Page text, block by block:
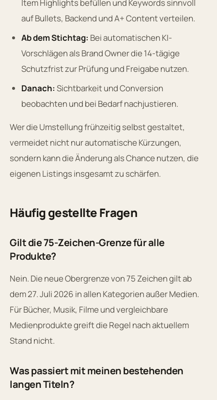
Item Highlights befüllen und Keywords sinnvoll
auf Bullets, Backend und A+ Content verteilen.
Ab dem Stichtag: Bei automatischen KI-
Vorschlägen als Brand Owner die 14-tägige
Schutzfrist zur Prüfung und Freigabe nutzen.
Danach: Sichtbarkeit und Conversion
beobachten und bei Bedarf nachjustieren.
Wer die Umstellung frühzeitig selbst gestaltet,
vermeidet nicht nur automatische Kürzungen,
sondern kann die Änderung als Chance nutzen, die
eigenen Listings insgesamt zu schärfen.
Häufig gestellte Fragen
Gilt die 75-Zeichen-Grenze für alle
Produkte?
Nein. Die neue Obergrenze von 75 Zeichen gilt ab
dem 27. Juli 2026 in allen Kategorien außer Medien.
Für Bücher, Musik, Filme und vergleichbare
Medienprodukte greift die Regel nach aktuellem
Stand nicht.
Was passiert mit meinen bestehenden
langen Titeln?